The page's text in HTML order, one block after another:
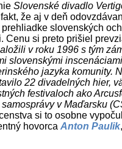
Slovenské divadlo
že aj v deň
slovenských
Cenu si preto prišiel
v roku 1996 s tým
slovenskými
jazyka komunity.
22 divadelných hier,
festivaloch ako
v Maďarsku
si to osobne
hovorca Anton Paulik